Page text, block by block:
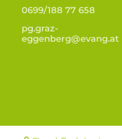
0699/188 77 658
pg.graz-
eggenberg@evang.at